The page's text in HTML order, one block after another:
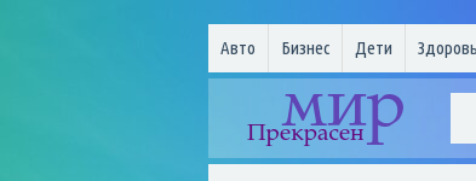
Авто Бизнес Дети